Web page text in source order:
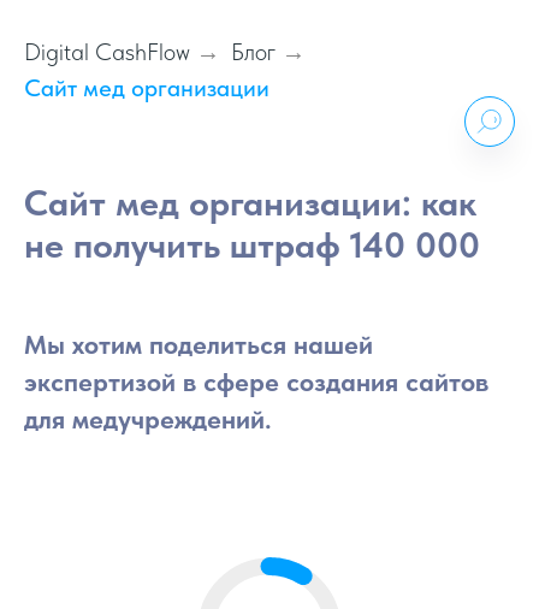
Digital CashFlow → Блог →
Сайт мед организации
Сайт мед организации: как
не получить штраф 140 000
Мы хотим поделиться нашей
экспертизой в сфере создания сайтов
для медучреждений.